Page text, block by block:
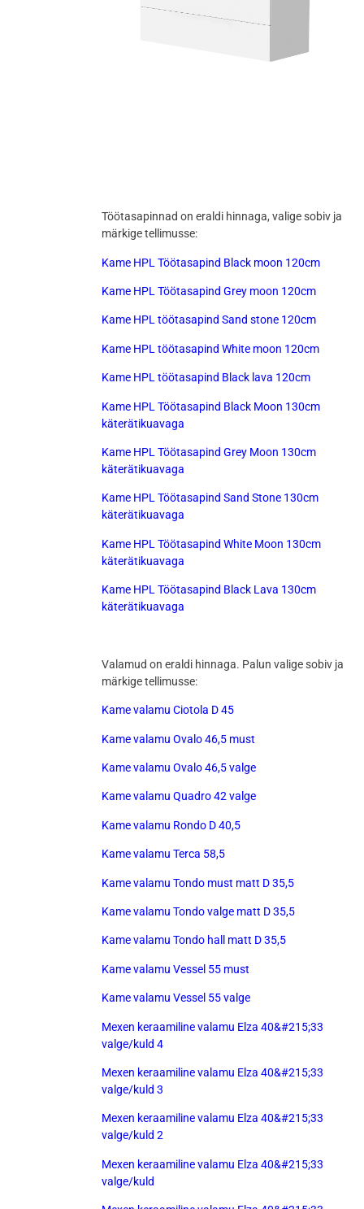
Töötasapinnad on eraldi hinnaga, valige sobiv ja
märkige tellimusse:
Kame HPL Töötasapind Black moon 120cm
Kame HPL Töötasapind Grey moon 120cm
Kame HPL töötasapind Sand stone 120cm
Kame HPL töötasapind White moon 120cm
Kame HPL töötasapind Black lava 120cm
Kame HPL Töötasapind Black Moon 130cm
käterätikuavaga
Kame HPL Töötasapind Grey Moon 130cm
käterätikuavaga
Kame HPL Töötasapind Sand Stone 130cm
käterätikuavaga
Kame HPL Töötasapind White Moon 130cm
käterätikuavaga
Kame HPL Töötasapind Black Lava 130cm
käterätikuavaga
Valamud on eraldi hinnaga. Palun valige sobiv ja
märkige tellimusse:
Kame valamu Ciotola D 45
Kame valamu Ovalo 46,5 must
Kame valamu Ovalo 46,5 valge
Kame valamu Quadro 42 valge
Kame valamu Rondo D 40,5
Kame valamu Terca 58,5
Kame valamu Tondo must matt D 35,5
Kame valamu Tondo valge matt D 35,5
Kame valamu Tondo hall matt D 35,5
Kame valamu Vessel 55 must
Kame valamu Vessel 55 valge
Mexen keraamiline valamu Elza 40&#215;33
valge/kuld 4
Mexen keraamiline valamu Elza 40&#215;33
valge/kuld 3
Mexen keraamiline valamu Elza 40&#215;33
valge/kuld 2
Mexen keraamiline valamu Elza 40&#215;33
valge/kuld